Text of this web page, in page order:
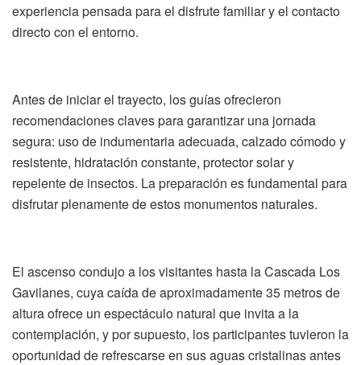
experiencia pensada para el disfrute familiar y el contacto
directo con el entorno.
Antes de iniciar el trayecto, los guías ofrecieron
recomendaciones claves para garantizar una jornada
segura: uso de indumentaria adecuada, calzado cómodo y
resistente, hidratación constante, protector solar y
repelente de insectos. La preparación es fundamental para
disfrutar plenamente de estos monumentos naturales.
El ascenso condujo a los visitantes hasta la Cascada Los
Gavilanes, cuya caída de aproximadamente 35 metros de
altura ofrece un espectáculo natural que invita a la
contemplación, y por supuesto, los participantes tuvieron la
oportunidad de refrescarse en sus aguas cristalinas antes